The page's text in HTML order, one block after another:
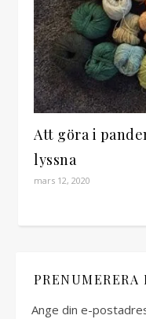
Att göra i
lyssna
mars 12, 2020
Ange din e-